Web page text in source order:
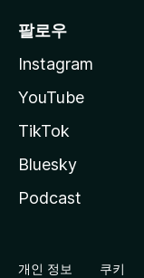
팔로우
Instagram
YouTube
TikTok
Bluesky
Podcast
개인 정보 쿠키